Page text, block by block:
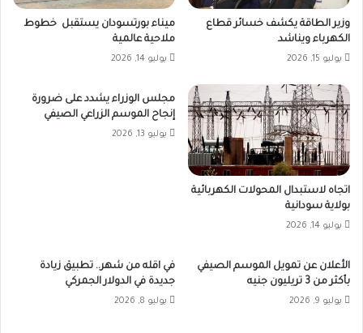
وزير الطاقة يكشف خسائر قطاع
الكهرباء ويناشد
يوليو 15, 2026
ميناء بورتسودان يستقبل خطوط
ملاحية عالمية
يوليو 14, 2026
اتجاه لاستبدال المحولات الكهربائية
بولاية سودانية
يوليو 14, 2026
مجلس الوزراء يشدد على ضرورة
إنجاح الموسم الزراعي الصيفي
يوليو 13, 2026
الأعلان عن تمويل الموسم الصيفي
بأكثر من 3 تريليون جنيه
يوليو 9, 2026
في اقله من شهر.. تطبيق زيادة
جديدة في الدولار الجمركي
يوليو 8, 2026